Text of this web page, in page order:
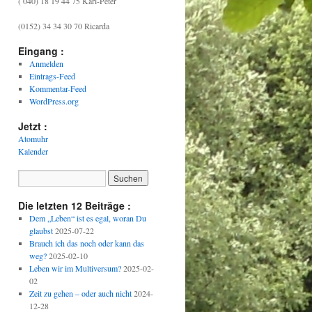
(0152) 34 34 30 70 Ricarda
Eingang :
Anmelden
Eintrags-Feed
Kommentar-Feed
WordPress.org
Jetzt :
Atomuhr
Kalender
Die letzten 12 Beiträge :
Dem „Leben“ ist es egal, woran Du
glaubst 2025-07-22
Brauch ich das noch oder kann das
weg? 2025-02-10
Leben wir im Multiversum? 2025-02-
02
Zeit zu gehen – oder auch nicht 2024-
12-28